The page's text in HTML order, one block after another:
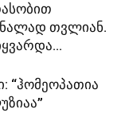
თვლიან.
“ჰომეოპათია